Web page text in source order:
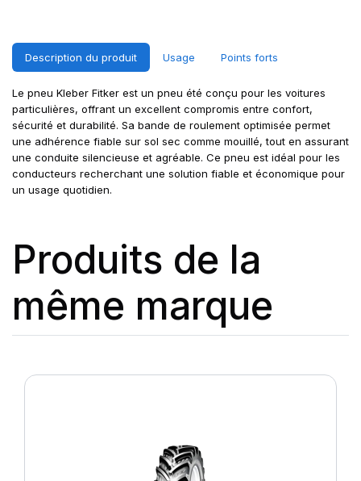
Description du produit Usage Points forts
Le pneu Kleber Fitker est un pneu été conçu pour les voitures
particulières, offrant un excellent compromis entre confort,
sécurité et durabilité. Sa bande de roulement optimisée permet
une adhérence fiable sur sol sec comme mouillé, tout en assurant
une conduite silencieuse et agréable. Ce pneu est idéal pour les
conducteurs recherchant une solution fiable et économique pour
un usage quotidien.
Produits de la
même marque